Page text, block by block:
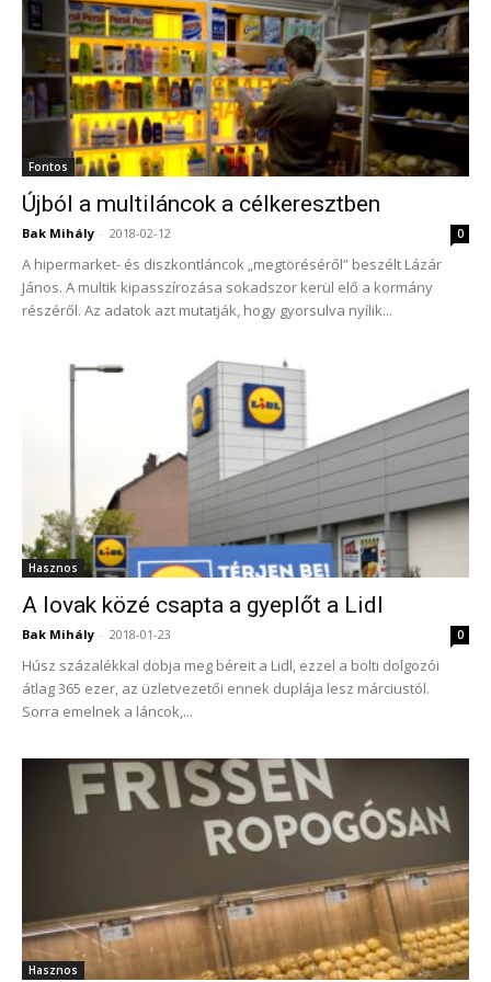
Fontos
Újból a multiláncok a célkeresztben
Bak Mihály - 2018-02-12 0
A hipermarket- és diszkontláncok „megtöréséről” beszélt Lázár
János. A multik kipasszírozása sokadszor kerül elő a kormány
részéről. Az adatok azt mutatják, hogy gyorsulva nyílik...
Hasznos
A lovak közé csapta a gyeplőt a Lidl
Bak Mihály - 2018-01-23 0
Húsz százalékkal dobja meg béreit a Lidl, ezzel a bolti dolgozói
átlag 365 ezer, az üzletvezetői ennek duplája lesz márciustól.
Sorra emelnek a láncok,...
Hasznos